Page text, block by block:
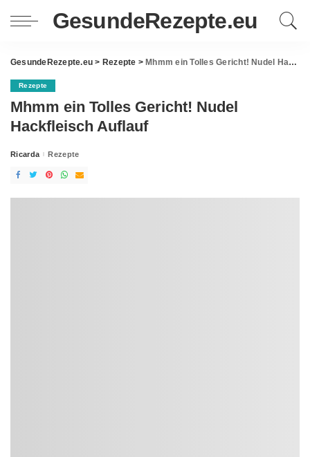
GesundeRezepte.eu
GesundeRezepte.eu > Rezepte > Mhmm ein Tolles Gericht! Nudel Hackfleisch Auflauf
Rezepte
Mhmm ein Tolles Gericht! Nudel
Hackfleisch Auflauf
Posted
Ricarda Rezepte